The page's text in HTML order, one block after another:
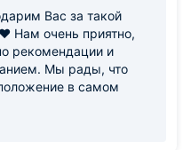
Вас за такой
Нам очень приятно,
рекомендации и
Мы рады, что
в самом
улице